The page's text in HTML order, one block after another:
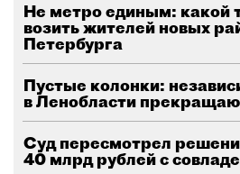
Не метро единым: какой
возить жителей новых
Петербурга
Пустые колонки:
в Ленобласти
Суд пересмотрел
40 млрд рублей с